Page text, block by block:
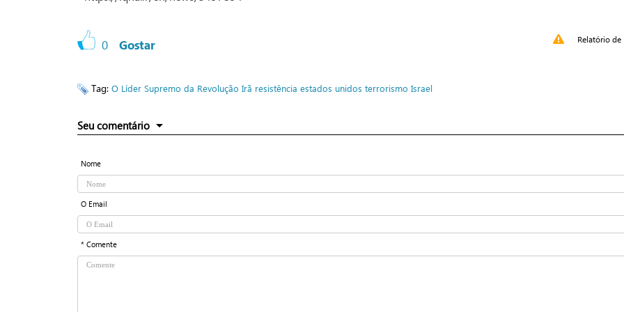
0 Gostar Relatório de
Tag: O Líder Supremo da Revolução Irã resistência estados unidos terrorismo Israel
Seu comentário
Nome
O Email
* Comente